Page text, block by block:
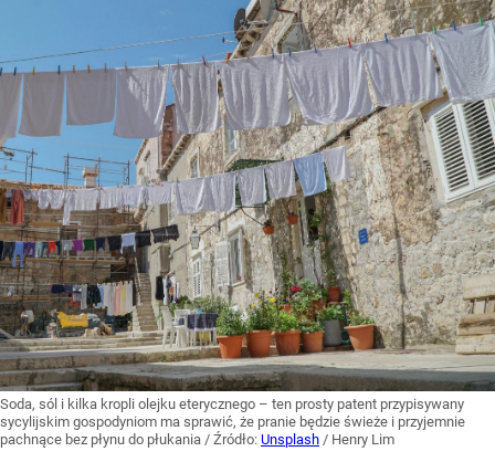
Soda, sól i kilka kropli olejku eterycznego – ten prosty patent przypisywany
sycylijskim gospodyniom ma sprawić, że pranie będzie świeże i przyjemnie
pachnące bez płynu do płukania / Źródło: Unsplash / Henry Lim